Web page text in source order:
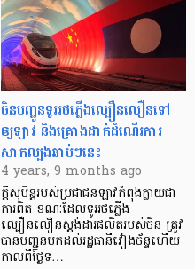
ចិនបញ្ជូនទូររថភ្លើងល្បឿនលឿនទៅ
ឲ្យឡាវ និងគ្រោងដាក់ដំណើរការ
សាកល្បងឆាប់ៗនេះ
4 years, 9 months ago
ក្តីសុបិន្តរបស់ប្រជាជនឡាវកំពុងក្លាយជា
ការពិត ខណៈដែលទូររថភ្លើង
ល្បឿនលឿនស្តង់ដារផលិតរបស់ចិន ត្រូវ
បានបញ្ជូនមកដល់រដ្ឋធានីវៀងច័ន្ទហើយ
កាលពីថ្ងៃទ…